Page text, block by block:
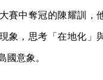
賽中奪冠的陳耀訓，
象，思考「在地化」
國意象。